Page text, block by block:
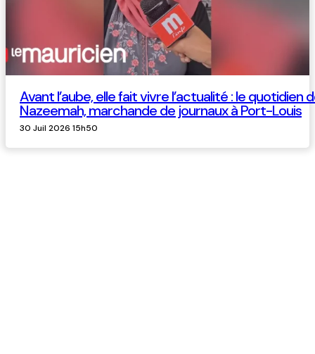
Avant l’aube, elle fait vivre l’actualité : le quotidien
Nazeemah, marchande de journaux à Port-Louis
30 Juil 2026 15h50